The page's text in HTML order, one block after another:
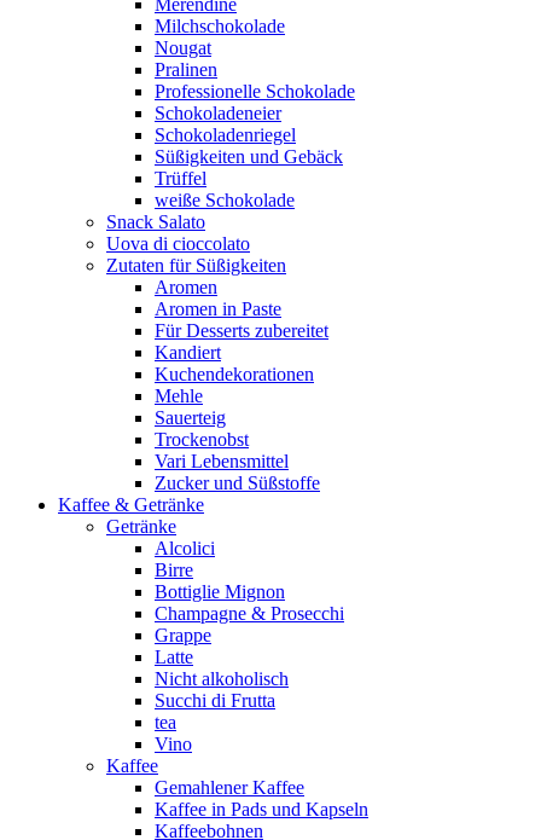
Merendine
Milchschokolade
Nougat
Pralinen
Professionelle Schokolade
Schokoladeneier
Schokoladenriegel
Süßigkeiten und Gebäck
Trüffel
weiße Schokolade
Snack Salato
Uova di cioccolato
Zutaten für Süßigkeiten
Aromen
Aromen in Paste
Für Desserts zubereitet
Kandiert
Kuchendekorationen
Mehle
Sauerteig
Trockenobst
Vari Lebensmittel
Zucker und Süßstoffe
Kaffee & Getränke
Getränke
Alcolici
Birre
Bottiglie Mignon
Champagne & Prosecchi
Grappe
Latte
Nicht alkoholisch
Succhi di Frutta
tea
Vino
Kaffee
Gemahlener Kaffee
Kaffee in Pads und Kapseln
Kaffeebohnen